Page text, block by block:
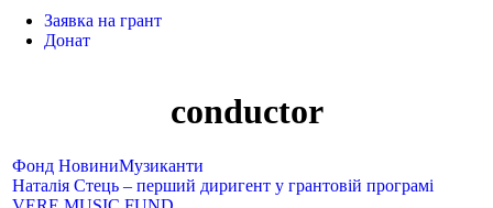
Заявка на грант
Донат
conductor
Фонд НовиниМузиканти
Наталія Стець​ – перший диригент у грантовій програмі